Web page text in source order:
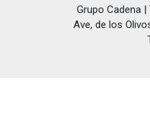
Grupo Cadena
Ave, de los